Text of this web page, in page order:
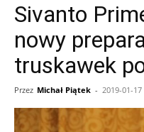
Sivanto
nowy
truskawek
Przez Michał Piątek - 2019-01-17